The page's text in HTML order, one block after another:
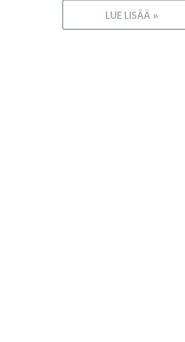
LUE LISÄÄ »